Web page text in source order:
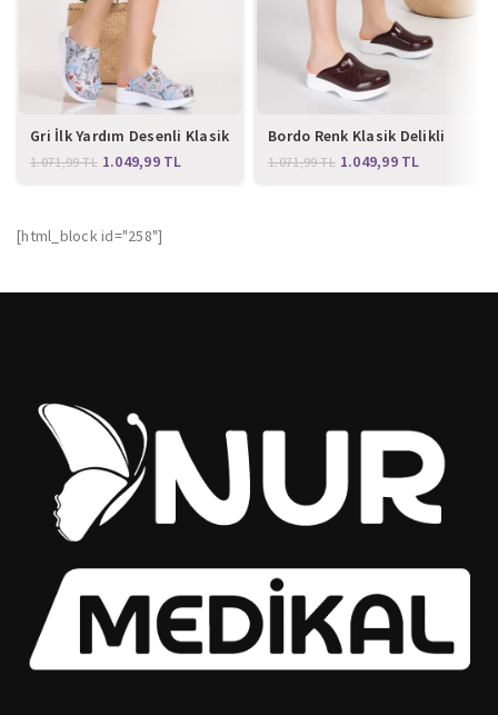
Gri İlk Yardım Desenli Klasik
Sabo Terlik
1.071,99TL 1.049,99 TL
Bordo Renk Klasik Delikli
Bayan Ortopedik Sabo
1.071,99TL 1.049,99 TL
[html_block id="258"]